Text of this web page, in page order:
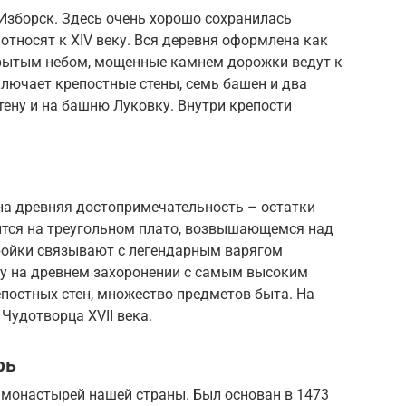
Здесь очень хорошо сохранилась
к XIV веку. Вся деревня оформлена как
небом, мощенные камнем дорожки ведут к
крепостные стены, семь башен и два
и на башню Луковку. Внутри крепости
древняя достопримечательность – остатки
на треугольном плато, возвышающемся над
связывают с легендарным варягом
на древнем захоронении с самым высоким
стен, множество предметов быта. На
XVII века.
нашей страны. Был основан в 1473